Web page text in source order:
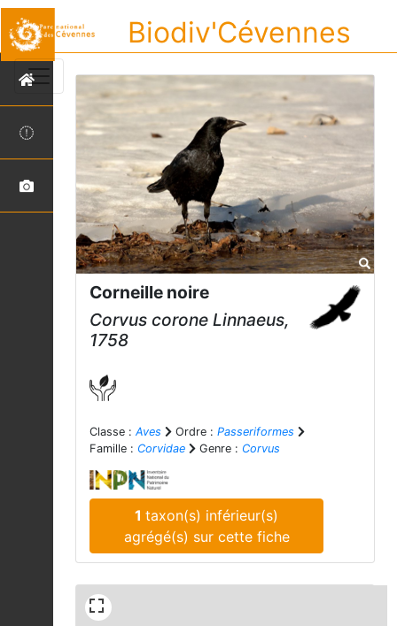
Biodiv'Cévennes
Corneille noire
Corvus corone Linnaeus,
1758
Classe : Aves Ordre : Passeriformes
Famille : Corvidae Genre : Corvus
1taxon(s) inférieur(s)
agrégé(s) sur cette fiche